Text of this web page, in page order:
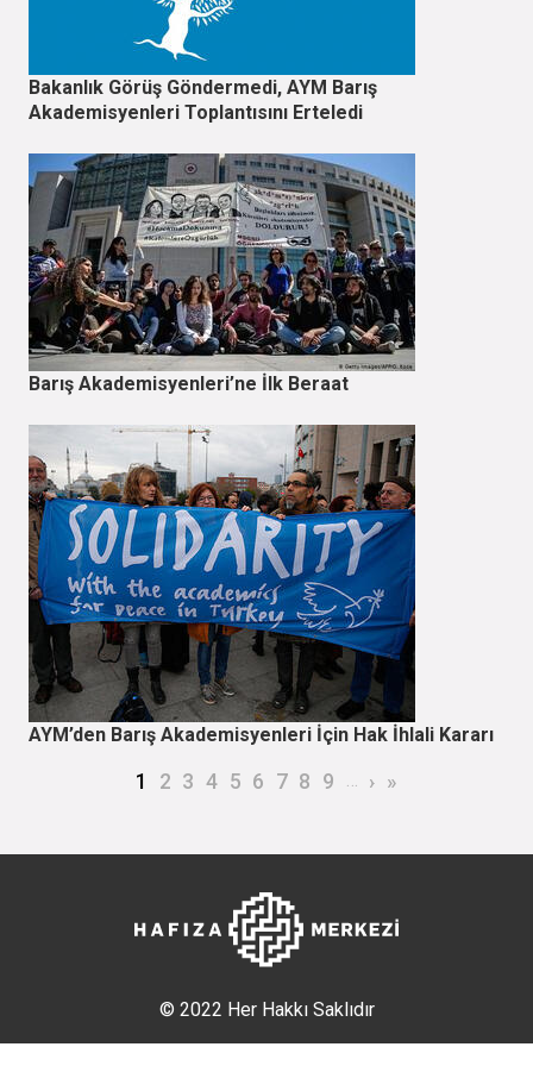
Bakanlık Görüş Göndermedi, AYM Barış
Akademisyenleri Toplantısını Erteledi
Barış Akademisyenleri’ne İlk Beraat
AYM’den Barış Akademisyenleri İçin Hak İhlali Kararı
Şu an kullanılan sayfa
1 Page
2 Page
3 Page
4 Page
5 Page
6 Page
7 Page
8 Page
9 … Sonraki sayfa
› Son sayfa
»
© 2022 Her Hakkı Saklıdır